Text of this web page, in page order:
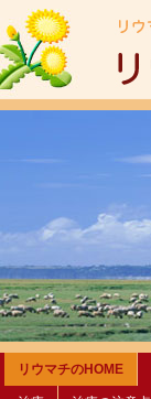
リウマチのHOME